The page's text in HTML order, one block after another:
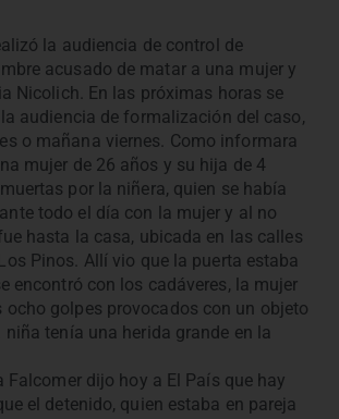
la audiencia de control de
acusado de matar a una mujer y
Nicolich. En las próximas horas se
audiencia de formalización del caso,
o mañana viernes. Como informara
mujer de 26 años y su hija de 4
por la niñera, quien se había
todo el día con la mujer y al no
hasta la casa, ubicada en las calles
Pinos. Allí vio que la puerta estaba
encontró con los cadáveres, la mujer
ocho golpes provocados con un objeto
tenía una herida grande en la
Falcomer dijo hoy a El País que hay
el detenido, quien estaba en pareja